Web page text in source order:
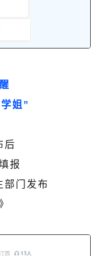
姐”
后
报
部门发布